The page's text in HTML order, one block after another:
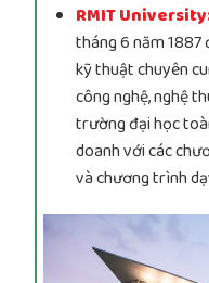
RMIT
tháng 6 năm
kỹ thuật chuyên
công nghệ, nghệ
trường đại học
doanh với các
và chương trình